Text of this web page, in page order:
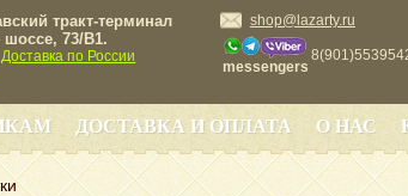
тракт-терминал
шоссе, 73/B1.
Доставка по России
shop@lazarty.ru
messengers
ДОСТАВКА И ОПЛАТА О НАС